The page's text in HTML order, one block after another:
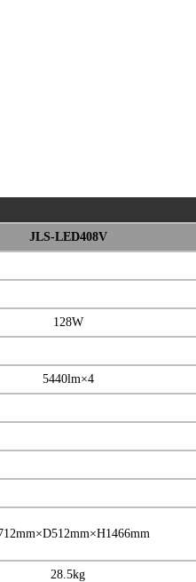
JLS-LED408V
128W
5440lm×4
28.5kg